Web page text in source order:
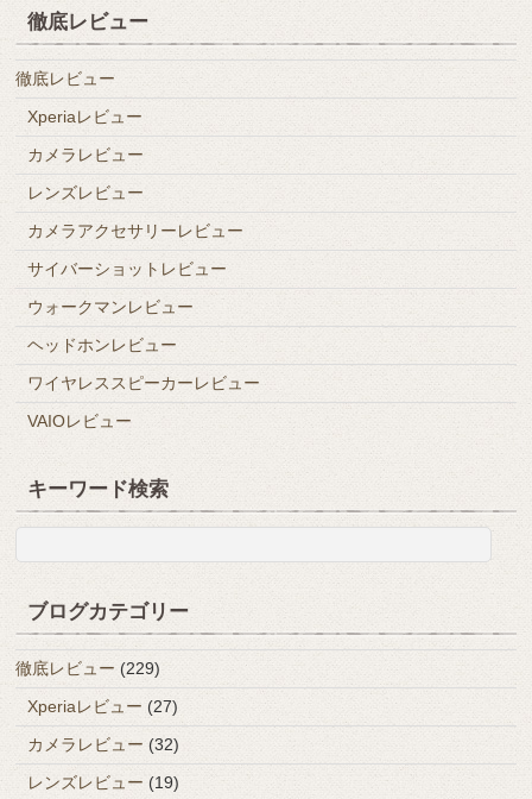
徹底レビュー
徹底レビュー
Xperiaレビュー
カメラレビュー
レンズレビュー
カメラアクセサリーレビュー
サイバーショットレビュー
ウォークマンレビュー
ヘッドホンレビュー
ワイヤレススピーカーレビュー
VAIOレビュー
キーワード検索
ブログカテゴリー
徹底レビュー (229)
Xperiaレビュー (27)
カメラレビュー (32)
レンズレビュー (19)